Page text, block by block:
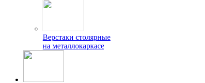
Верстаки столярные
на металлокаркасе